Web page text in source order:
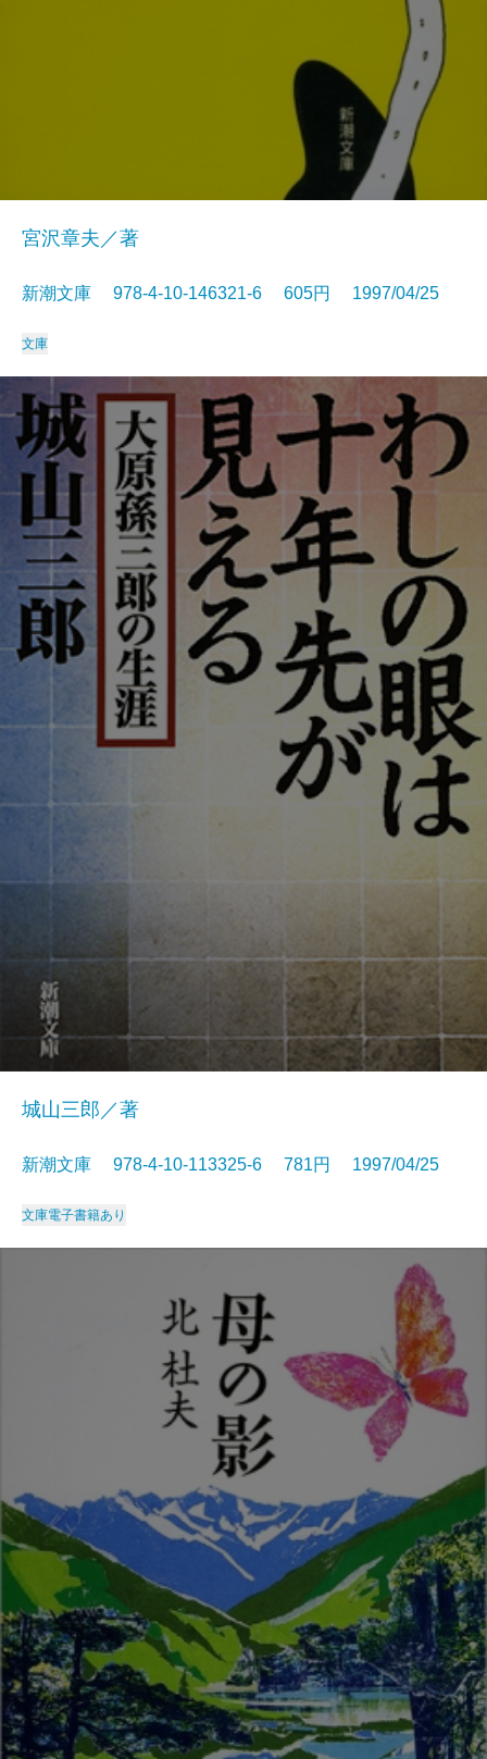
宮沢章夫／著
新潮文庫 978-4-10-146321-6 605円 1997/04/25
文庫
城山三郎／著
新潮文庫 978-4-10-113325-6 781円 1997/04/25
文庫電子書籍あり